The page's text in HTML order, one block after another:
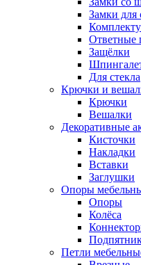
Замки для
Ответные
Защёлки
Для стекла
Крючки и
Крючки
Вешалки
Декоративные
Кисточки
Накладки
Вставки
Заглушки
Опоры
Опоры
Колёса
Петли